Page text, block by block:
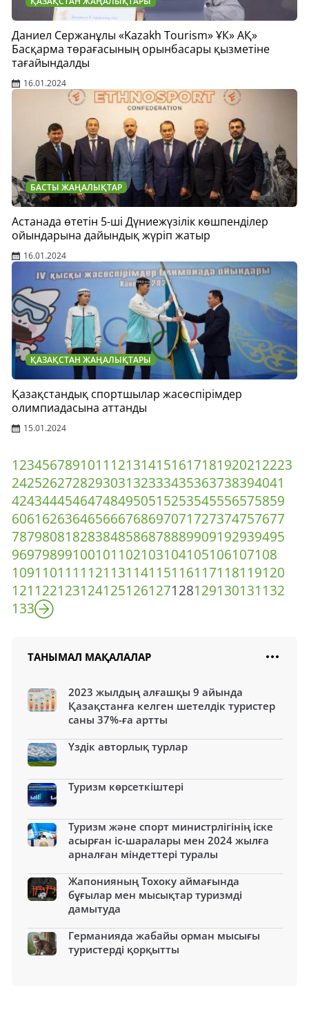
Даниел Сержанұлы «Kazakh Tourism» ҰК» АҚ»
Басқарма төрағасының орынбасары қызметіне
тағайындалды
16.01.2024
БАСТЫ ЖАҢАЛЫҚТАР
Астанада өтетін 5-ші Дүниежүзілік көшпенділер
ойындарына дайындық жүріп жатыр
16.01.2024
ҚАЗАҚСТАН ЖАҢАЛЫҚТАРЫ
Қазақстандық спортшылар жасөспірімдер
олимпиадасына аттанды
15.01.2024
1234567891011 121314151617181920212223
242526272829303132333435363738394041
424344454647484950515253545556575859
606162636465666768697071727374757677
787980818283848586878889909192939495
96979899100101 102103104105106107108
109110111 112113114115116117118119120
121 122123124125126127128129130131 132
133
ТАНЫМАЛ МАҚАЛАЛАР
2023 жылдың алғашқы 9 айында
Қазақстанға келген шетелдік туристер
саны 37%-ға артты
Үздік авторлық турлар
Туризм көрсеткіштері
Туризм және спорт министрлігінің іске
асырған іс-шаралары мен 2024 жылға
арналған міндеттері туралы
Жапонияның Тохоку аймағында
бұғылар мен мысықтар туризмді
дамытуда
Германияда жабайы орман мысығы
туристерді қорқытты